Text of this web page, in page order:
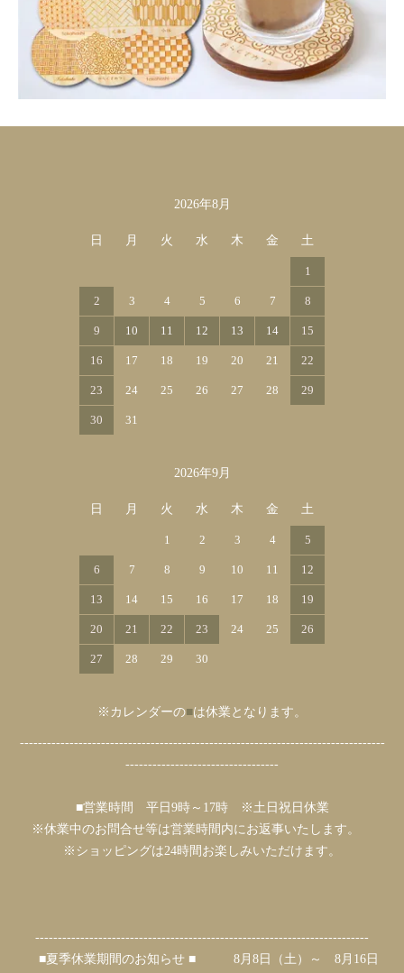
2026年8月
日 月 火 水 木 金 土
1
2 3 4 5 6 7 8
9 10 11 12 13 14 15
16 17 18 19 20 21 22
23 24 25 26 27 28 29
30 31
2026年9月
日 月 火 水 木 金 土
1 2 3 4 5
6 7 8 9 10 11 12
13 14 15 16 17 18 19
20 21 22 23 24 25 26
27 28 29 30
※カレンダーの■は休業となります。
---------------------------------------------------------------------------------
----------------------------------
■営業時間 平日9時～17時 ※土日祝日休業
※休業中のお問合せ等は営業時間内にお返事いたします。
※ショッピングは24時間お楽しみいただけます。
--------------------------------------------------------------------------
■夏季休業期間のお知らせ ■ 8月8日（土）～ 8月16日